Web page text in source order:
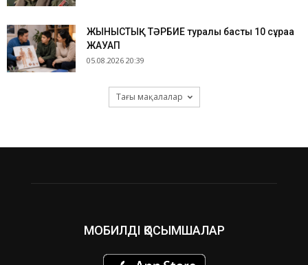
ЖЫНЫСТЫҚ ТӘРБИЕ туралы басты 10 сұраққа
ЖАУАП
05.08.2026 20:39
Тағы мақалалар
МОБИЛДІ ҚОСЫМШАЛАР